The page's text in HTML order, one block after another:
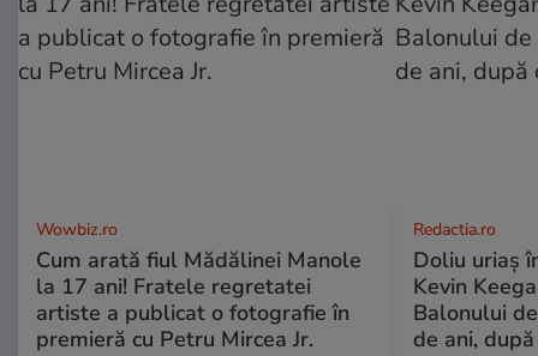
Wowbiz.ro
Cum arată fiul Mădălinei Manole
la 17 ani! Fratele regretatei
artiste a publicat o fotografie în
premieră cu Petru Mircea Jr.
Redactia.ro
Doliu uriaș
Kevin
Balonului
de ani,